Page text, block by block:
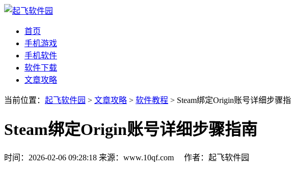
首页
手机游戏
手机软件
软件下载
文章攻略
当前位置： 起飞软件园 > 文章攻略 > 软件教程 > Steam绑定Origin账号详细步骤
Steam绑定Origin账号详细步骤指南
时间：2026-02-06 09:28:18 来源：www.10qf.com 作者：起飞软件园